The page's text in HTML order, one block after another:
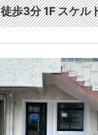
歩3分 1F スケ